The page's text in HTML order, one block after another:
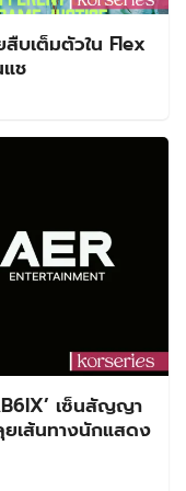
บเต็มตัวใน Flex
ช
เซ็นสัญญา
ยเส้นทางนักแสดง